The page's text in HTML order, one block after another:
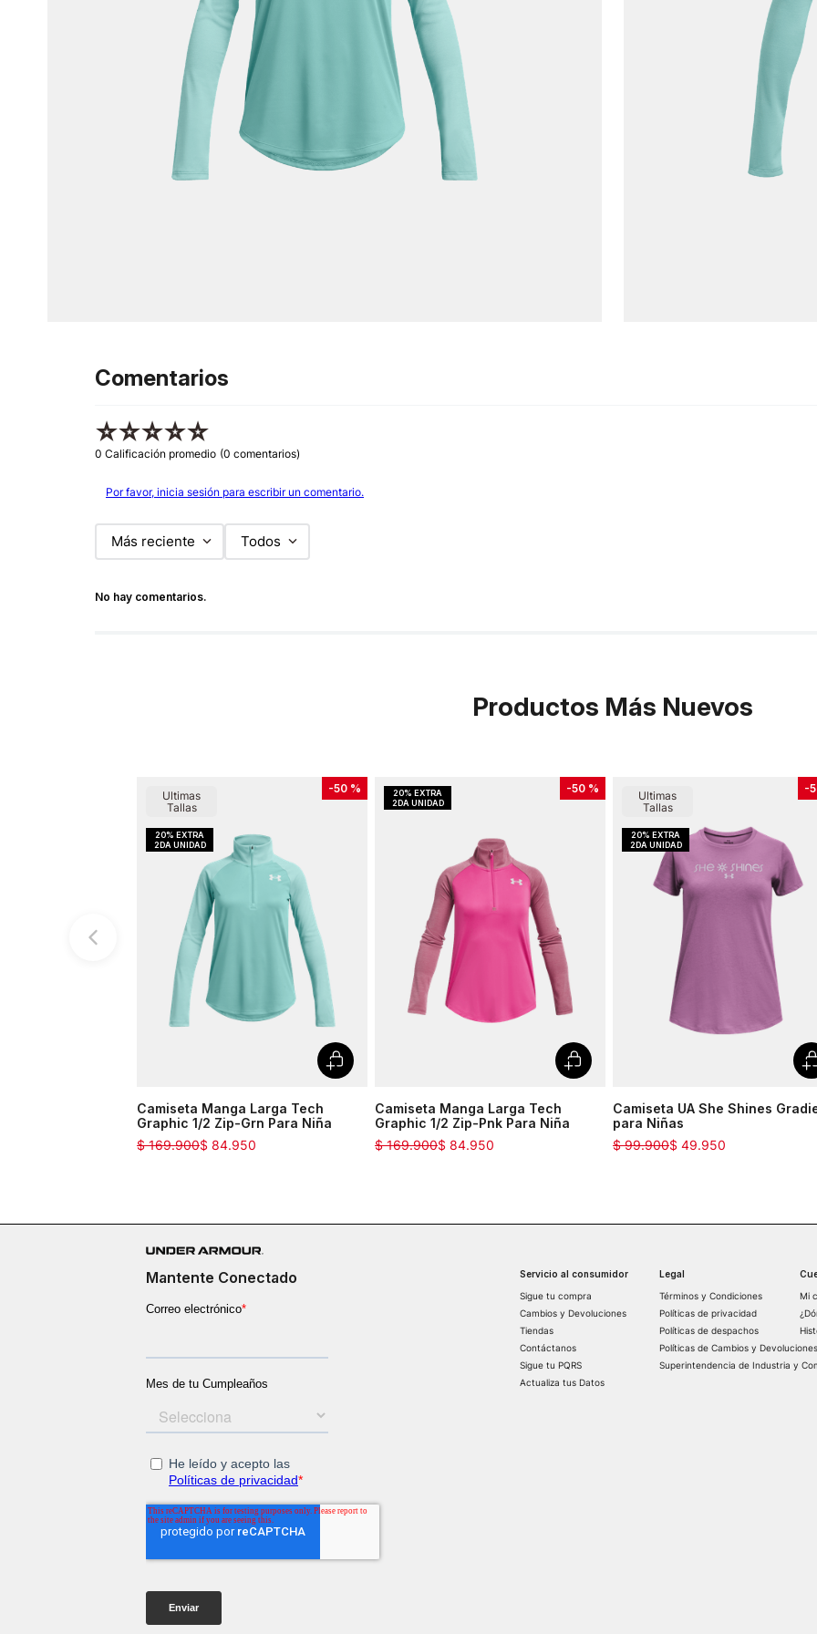
Comentarios
☆☆☆☆☆
0 Calificación promedio (0 comentarios)
Por favor, inicia sesión para escribir un comentario.
Más reciente Todos
No hay comentarios.
Productos Más Nuevos
-50 %
Ultimas
Tallas
Camiseta Manga Larga Tech
Graphic 1/2 Zip-Grn Para Niña
$ 84.950
$ 169.900
-50 %
Camiseta Manga Larga Tech
Graphic 1/2 Zip-Pnk Para Niña
$ 84.950
$ 169.900
-
Ultimas
Tallas
Camiseta UA She Shines
para Niñas
$ 49.950
$ 99.900
Mantente Conectado
Servicio al consumidor
Sigue tu compra
Cambios y Devoluciones
Tiendas
Contáctanos
Sigue tu PQRS
Actualiza tus Datos
Legal
Términos y Condiciones
Políticas de privacidad
Políticas de despachos
Políticas de Cambios y Devoluciones
Superintendencia de Industria y
Mi